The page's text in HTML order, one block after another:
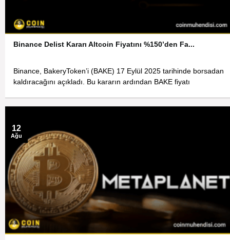
Binance Delist Kararı Altcoin Fiyatını %150’den Fa...
Binance, BakeryToken’i (BAKE) 17 Eylül 2025 tarihinde borsadan
kaldıracağını açıkladı. Bu kararın ardından BAKE fiyatı
12
Ağu